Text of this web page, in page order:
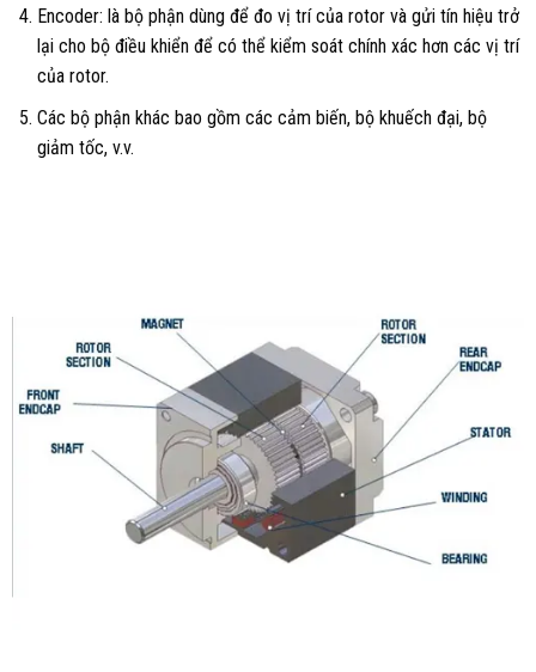
Encoder: là bộ phận dùng để đo vị trí của rotor và gửi tín hiệu trở
lại cho bộ điều khiển để có thể kiểm soát chính xác hơn các vị trí
của rotor.
Các bộ phận khác bao gồm các cảm biến, bộ khuếch đại, bộ
giảm tốc, v.v.